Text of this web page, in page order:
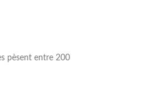
pèsent entre 200